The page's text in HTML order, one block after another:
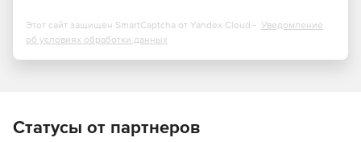
Этот сайт защищен SmartCaptcha от Yandex Cloud - Уведомление
об условиях обработки данных
Статусы от партнеров